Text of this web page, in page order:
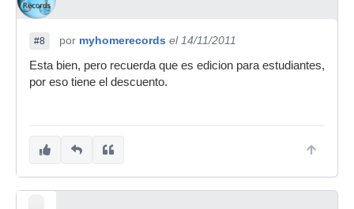
#8 por myhomerecords el 14/11/2011
Esta bien, pero recuerda que es edicion para estudiantes,
por eso tiene el descuento.